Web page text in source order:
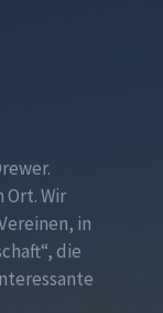
Ort. Wir
in
die